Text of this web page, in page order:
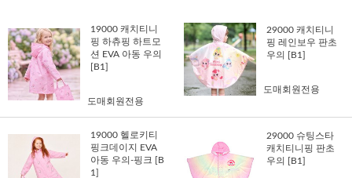
19000 캐치티니
핑 하츄핑 하트모
션 EVA 아동 우의
[B1]
도매회원전용
29000 캐치티니
핑 레인보우 판초
우의 [B1]
도매회원전용
19000 헬로키티
핑크데이지 EVA
아동 우의-핑크 [B
1]
29000 슈팅스타
캐치티니핑 판초
우의 [B1]